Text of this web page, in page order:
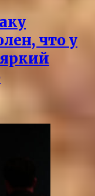
что у